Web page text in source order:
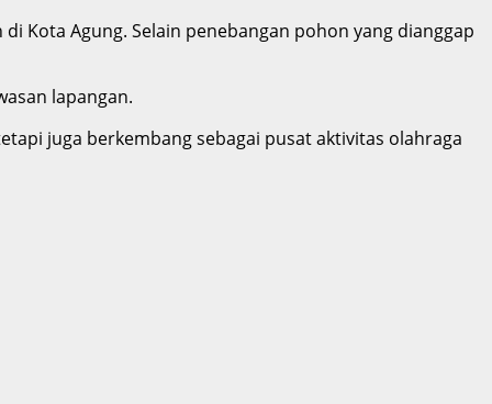
Kota Agung. Selain penebangan pohon yang dianggap
lapangan.
juga berkembang sebagai pusat aktivitas olahraga